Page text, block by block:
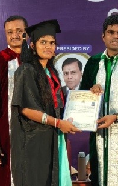
பாகிஸ்தானின் அணு ஆயுத
மத்திய ஆசிரியர் தகுதித் தேர்வு:
தமிழக சட்டப்பேரவையில் காலியிடங்கள் 6